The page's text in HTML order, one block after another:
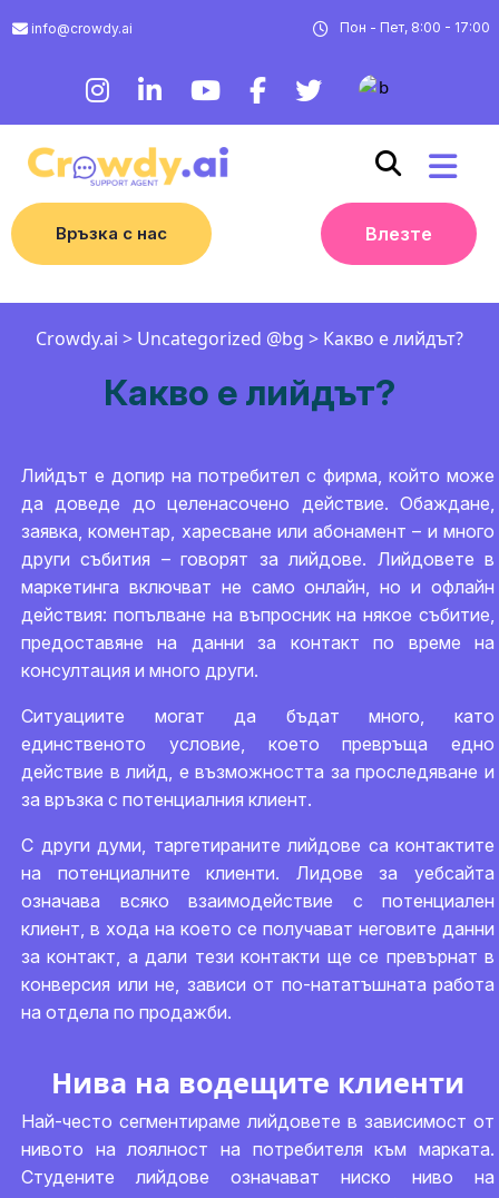
info@crowdy.ai Пон - Пет, 8:00 - 17:00
Връзка с нас Влезте
Crowdy.ai > Uncategorized @bg > Какво е лийдът?
Какво е лийдът?
Лийдът е допир на потребител с фирма, който може
да доведе до целенасочено действие. Обаждане,
заявка, коментар, харесване или абонамент – и много
други събития – говорят за лийдове. Лийдовете в
маркетинга включват не само онлайн, но и офлайн
действия: попълване на въпросник на някое събитие,
предоставяне на данни за контакт по време на
консултация и много други.
Ситуациите могат да бъдат много, като
единственото условие, което превръща едно
действие в лийд, е възможността за проследяване и
за връзка с потенциалния клиент.
С други думи, таргетираните лийдове са контактите
на потенциалните клиенти. Лидове за уебсайта
означава всяко взаимодействие с потенциален
клиент, в хода на което се получават неговите данни
за контакт, а дали тези контакти ще се превърнат в
конверсия или не, зависи от по-нататъшната работа
на отдела по продажби.
Нива на водещите клиенти
Най-често сегментираме лийдовете в зависимост от
нивото на лоялност на потребителя към марката.
Студените лийдове означават ниско ниво на